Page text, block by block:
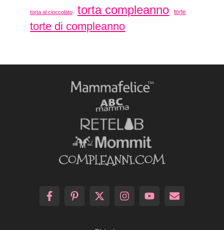
torta al cioccolato torta compleanno torte
torte di compleanno